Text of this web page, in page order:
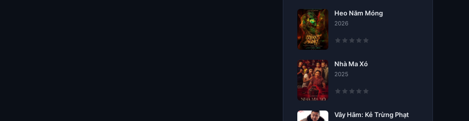
Heo Năm Móng
2026
Nhà Ma Xó
2025
Vây Hãm: Kẻ Trừng Phạt